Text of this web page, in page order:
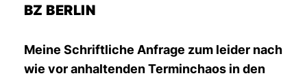
BZ BERLIN
Meine Schriftliche Anfrage zum leider nach
wie vor anhaltenden Terminchaos in den